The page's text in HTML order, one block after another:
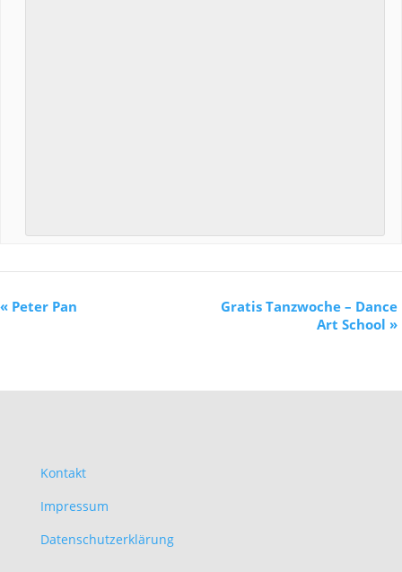
« Peter Pan
Gratis Tanzwoche – Dance
Art School »
Kontakt
Impressum
Datenschutzerklärung